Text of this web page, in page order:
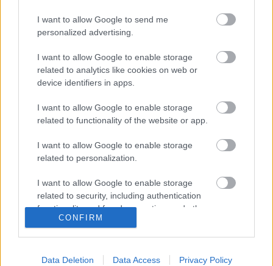
I want to allow Google to send me
personalized advertising.
I want to allow Google to enable storage
related to analytics like cookies on web or
device identifiers in apps.
I want to allow Google to enable storage
related to functionality of the website or app.
I want to allow Google to enable storage
related to personalization.
I want to allow Google to enable storage
related to security, including authentication
functionality and fraud prevention, and other
user protection.
CONFIRM
Data Deletion Data Access Privacy Policy
Részletek a
Felhasználási feltételekben adatvédelmi tájékoztatóban
Legolvasottabb
Megdöbbentő fotók a néptelen fővárosról
Top 10: ezek a legjobb szerelmes filmek
A 10 legütősebb drogos film
Meztelenség és anatómia
A forradalom egy holland fotós szemével
A legizgalmasabb fotók 2015-ből
Készülőben a nagy meztelen album
fotókat!